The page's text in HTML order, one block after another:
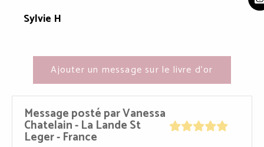
Sylvie H
Ajouter un message sur le livre d'or
Message posté parVanessa
Chatelain- La Lande St
Leger- France